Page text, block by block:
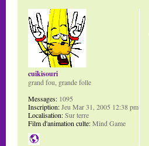
cuikisouri
grand fou, grande folle
Messages: 1095
Inscription:Jeu Mar 31, 2005 12:38 pm
Localisation:Sur terre
Film d'animation culte:Mind Game